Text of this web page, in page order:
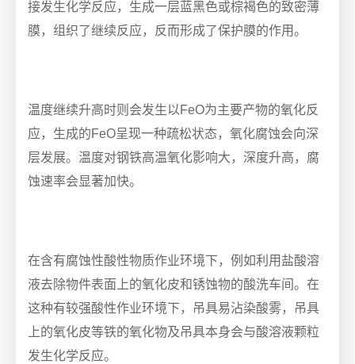
接发生化学反应，生成一层蓝黑色或棕褐色的致密薄
膜，组织了继续反应，反而形成了保护膜的作用。
温度继续升高时则会发生以 FeO为主要产物的氧化反
应，生成的FeO呈现一种疏松状态，氧化腐蚀会向深
层发展。温度对钢铁高温氧化影响大，深度升高，腐
蚀速率会显著加快。
在含有腐蚀性酸性物质作业环境下，例如利用盐酸溶
液去除物件表面上的氧化皮和锈蚀物的酸洗车间。在
这种有较强酸性作业环境下，吊具易沾染酸雾，吊具
上的氧化皮等铁的氧化物及吊具本身会与酸溶液颗粒
发生化学反应。